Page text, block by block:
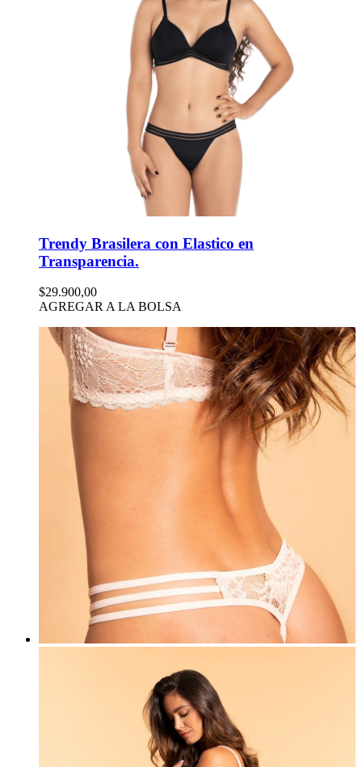
Trendy Brasilera con Elastico en
Transparencia.
$29.900,00
AGREGAR A LA BOLSA